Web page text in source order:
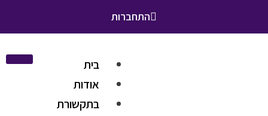
התחברות
בית
אודות
בתקשורת